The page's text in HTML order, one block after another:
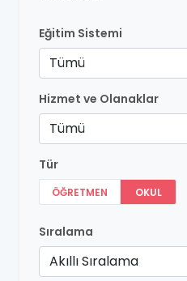
Eğitim Sistemi
Tümü
Hizmet ve Olanaklar
Tümü
Tür
ÖĞRETMEN OKUL
Sıralama
Akıllı Sıralama